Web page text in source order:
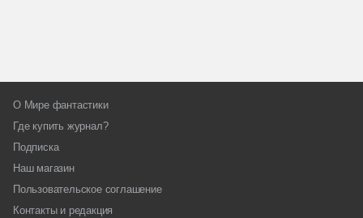
О Мире фантастики
Где купить журнал?
Подписка
Наш магазин
Пользовательское соглашение
Контакты и редакция